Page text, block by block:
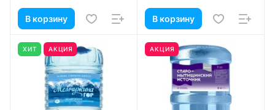
В корзину В корзину
ХИТ АКЦИЯ АКЦИЯ